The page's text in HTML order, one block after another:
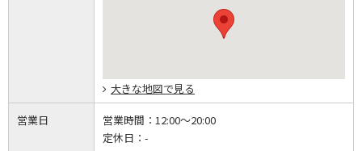
大きな地図で見る
営業日 営業時間： 12:00～20:00
定休日： -